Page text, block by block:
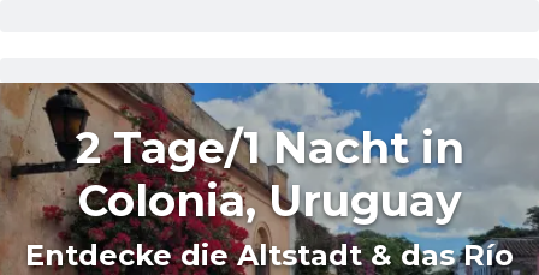
2 Tage/1 Nacht in
Colonia, Uruguay
Entdecke die Altstadt & das Río